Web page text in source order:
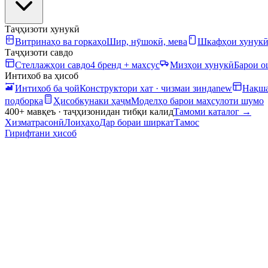
Таҷҳизоти хунукӣ
Витринаҳо ва горкаҳоШир, нӯшокӣ, мева Шкафҳои хунукӣ
Таҷҳизоти савдо
Стеллажҳои савдо4 бренд + махсус Мизҳои хунукӣБарои
Интихоб ва ҳисоб
Интихоб ба ҷойКонструктори хат · чизмаи зиндаnew
подборка
Ҳисобкунаки ҳаҷмМоделҳо барои маҳсулоти шумо
400+ мавқеъ · таҷҳизонидан тибқи калидТамоми каталог →
ХизматрасонӣЛоиҳаҳоДар бораи ширкатТамос
Гирифтани ҳисоб